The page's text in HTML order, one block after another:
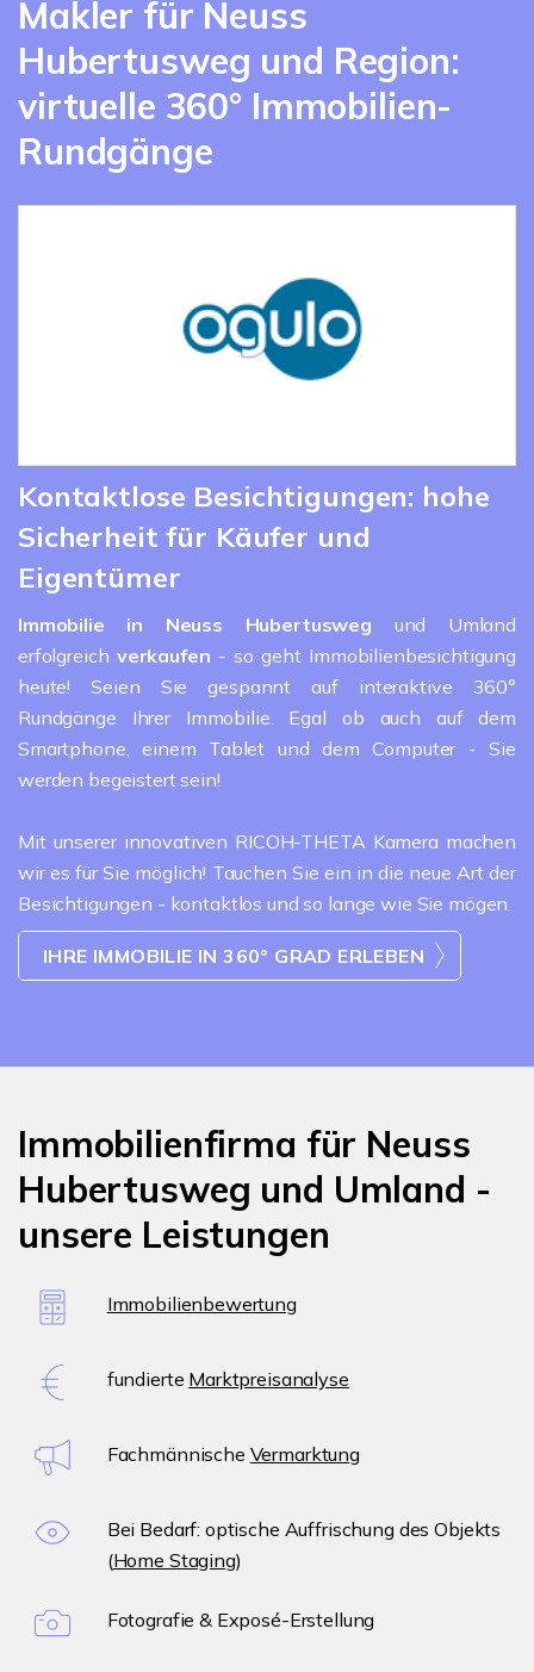
Makler für Neuss
Hubertusweg und Region:
virtuelle 360° Immobilien-
Rundgänge
Kontaktlose Besichtigungen: hohe
Sicherheit für Käufer und
Eigentümer
Immobilie in Neuss Hubertusweg und Umland
erfolgreich verkaufen - so geht Immobilienbesichtigung
heute! Seien Sie gespannt auf interaktive 360°
Rundgänge Ihrer Immobilie. Egal ob auch auf dem
Smartphone, einem Tablet und dem Computer - Sie
werden begeistert sein!
Mit unserer innovativen RICOH-THETA Kamera machen
wir es für Sie möglich! Tauchen Sie ein in die neue Art der
Besichtigungen - kontaktlos und so lange wie Sie mögen.
IHRE IMMOBILIE IN 360° GRAD ERLEBEN
Immobilienfirma für Neuss
Hubertusweg und Umland -
unsere Leistungen
Immobilienbewertung
fundierte Marktpreisanalyse
Fachmännische Vermarktung
Bei Bedarf: optische Auffrischung des Objekts
(Home Staging)
Fotografie & Exposé-Erstellung